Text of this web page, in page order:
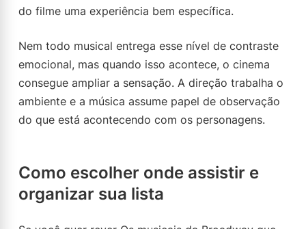
do filme uma experiência bem específica.
Nem todo musical entrega esse nível de contraste
emocional, mas quando isso acontece, o cinema
consegue ampliar a sensação. A direção trabalha o
ambiente e a música assume papel de observação
do que está acontecendo com os personagens.
Como escolher onde assistir e
organizar sua lista